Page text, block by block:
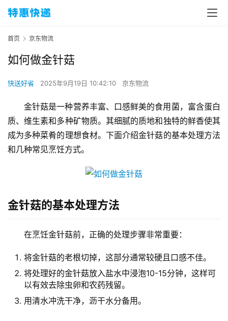
首页 京东物流
如何做金针菇
快送好省 2025年9月19日 10:42:10 京东物流
金针菇是一种营养丰富、口感鲜美的食用菌，富含蛋白
质、维生素和多种矿物质。其细腻的质地和独特的鲜香使其
成为多种菜肴的理想食材。下面介绍金针菇的基本处理方法
和几种常见烹饪方式。
金针菇的基本处理方法
在烹饪金针菇前，正确的处理步骤非常重要：
将金针菇的老根切掉，这部分通常较硬且口感不佳。
将处理好的金针菇放入盐水中浸泡10-15分钟，这样可
以有效去除虫卵和农药残留。
用清水冲洗干净，沥干水分备用。